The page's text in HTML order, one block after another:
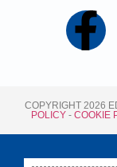
COPYRIGHT 2026
POLICY-COOKIE